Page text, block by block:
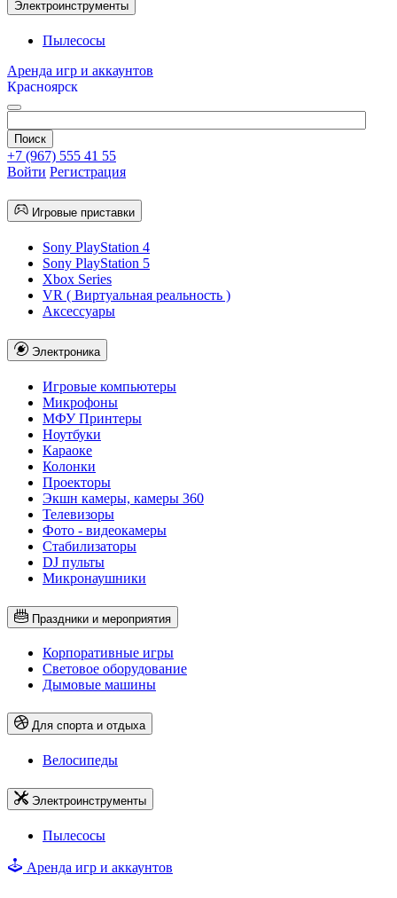
Электроинструменты
Пылесосы
Аренда игр и аккаунтов
Красноярск
+7 (967) 555 41 55
Войти Регистрация
Игровые приставки
Sony PlayStation 4
Sony PlayStation 5
Xbox Series
VR ( Виртуальная реальность )
Аксессуары
Электроника
Игровые компьютеры
Микрофоны
МФУ Принтеры
Ноутбуки
Караоке
Колонки
Проекторы
Экшн камеры, камеры 360
Телевизоры
Фото - видеокамеры
Стабилизаторы
DJ пульты
Микронаушники
Праздники и мероприятия
Корпоративные игры
Световое оборудование
Дымовые машины
Для спорта и отдыха
Велосипеды
Электроинструменты
Пылесосы
Аренда игр и аккаунтов